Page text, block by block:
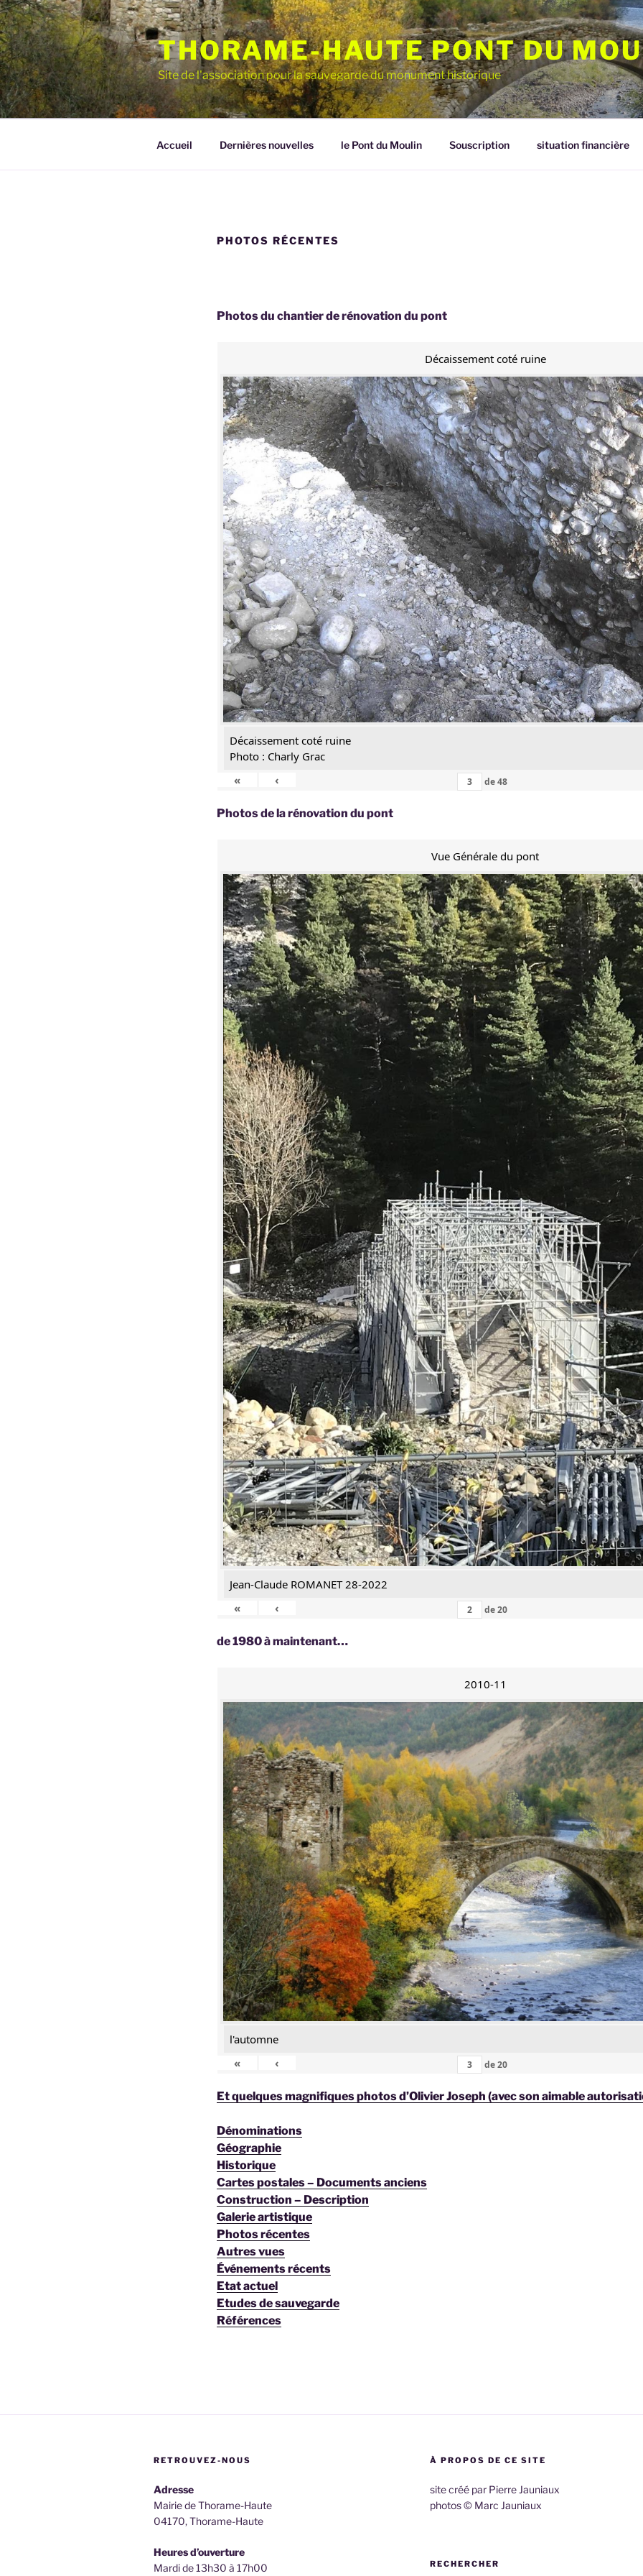
Aller
au
contenu
principal
THORAME-HAUTE PONT DU
Site de l'association pour la sauvegarde du monument historique
Accueil Dernières nouvelles le Pont du Moulin Souscription situation financière
PHOTOS RÉCENTES
Photos du chantier de rénovation du pont
Décaissement coté ruine
Décaissement coté ruine
Photo : Charly Grac
«
‹ de48
Photos de la rénovation du pont
Vue Générale du pont
Jean-Claude ROMANET 28-2022
«
‹ de20
de 1980 à maintenant…
2010-11
l'automne
«
‹ de20
Et quelques magnifiques photos d’Olivier Joseph (avec son aimable
Dénominations
Géographie
Historique
Cartes postales – Documents anciens
Construction – Description
Galerie artistique
Photos récentes
Autres vues
Événements récents
Etat actuel
Etudes de sauvegarde
Références
RETROUVEZ-NOUS
Adresse
Mairie de Thorame-Haute
04170, Thorame-Haute
Heures d’ouverture
Mardi de 13h30 à 17h00
À PROPOS DE CE SITE
site créé par Pierre Jauniaux
photos © Marc Jauniaux
RECHERCHER